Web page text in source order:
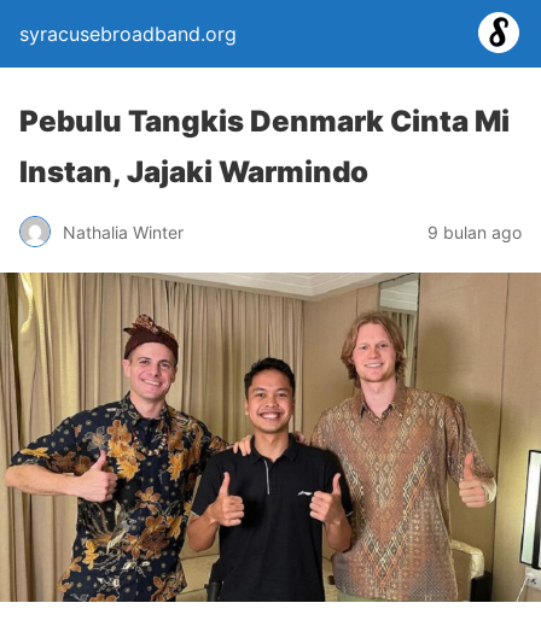
syracusebroadband.org
Pebulu Tangkis Denmark Cinta Mi
Instan, Jajaki Warmindo
Nathalia Winter 9 bulan ago